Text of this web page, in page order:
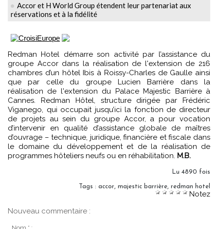
Accor et H World Group étendent leur partenariat aux
réservations et à la fidélité
Redman Hotel démarre son activité par l’assistance du
groupe Accor dans la réalisation de l'extension de 216
chambres d’un hôtel Ibis à Roissy-Charles de Gaulle ainsi
que par celle du groupe Lucien Barrière dans la
réalisation de l'extension du Palace Majestic Barrière à
Cannes. Redman Hôtel, structure dirigée par Frédéric
Viganego, qui occupait jusqu’ici la fonction de directeur
de projets au sein du groupe Accor, a pour vocation
d’intervenir en qualité d’assistance globale de maîtres
d’ouvrage – technique, juridique, financière et fiscale dans
le domaine du développement et de la réalisation de
programmes hôteliers neufs ou en réhabilitation. M.B.
Lu 4890 fois
Tags : accor majestic barrière redman hotel
Notez
Nouveau commentaire :